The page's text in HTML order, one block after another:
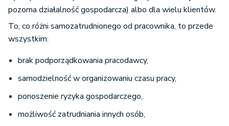
pozorna działalność gospodarcza) albo dla wielu klientów.
To, co różni samozatrudnionego od pracownika, to przede
wszystkim:
brak podporządkowania pracodawcy,
samodzielność w organizowaniu czasu pracy,
ponoszenie ryzyka gospodarczego,
możliwość zatrudniania innych osób,